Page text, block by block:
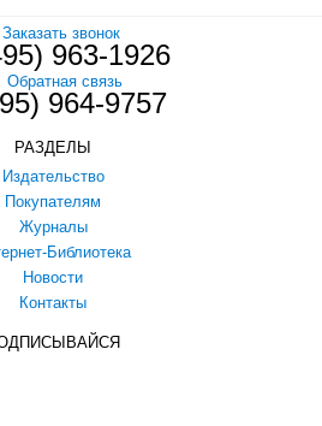
Заказать звонок
963-1926
Обратная связь
964-9757
РАЗДЕЛЫ
Издательство
Покупателям
Журналы
Библиотека
Новости
Контакты